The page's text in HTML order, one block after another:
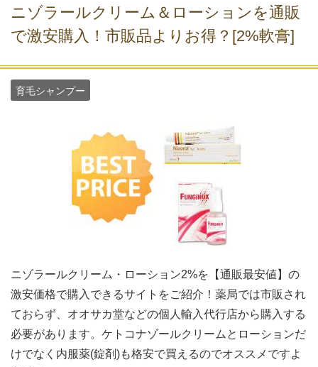
ニゾラールクリーム＆ローションを通販
で激安購入！市販品よりお得？[2%軟膏]
育毛シャンプー
ニゾラールクリーム・ローション2%を【通販最安値】の
激安価格で購入できるサイトをご紹介！薬局では市販され
ておらず、オオサカ堂などの個人輸入代行店から購入する
必要があります。ケトコナゾールクリームとローションだ
けでなく内服薬(錠剤)も格安で買えるのでオススメですよ